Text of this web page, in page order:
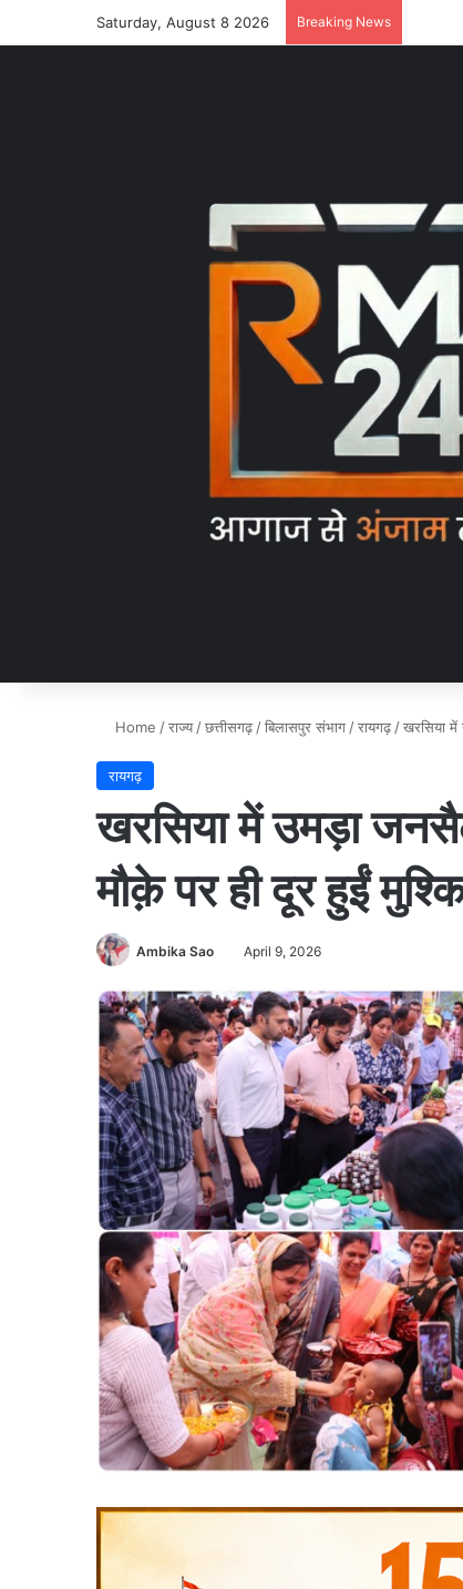
Saturday, August 8 2026 Breaking News
Home /राज्य /छत्तीसगढ़ /बिलासपुर संभाग /रायगढ़ /खरसिया में
रायगढ़
खरसिया में उमड़ा
मौक़े पर ही दूर हुईं
Ambika Sao April 9, 2026